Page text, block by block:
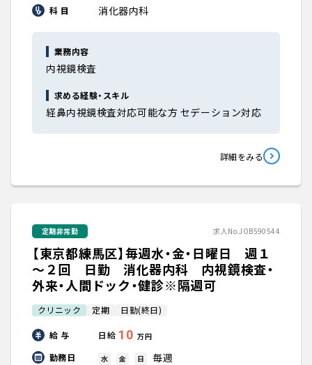
科 目
消化器内科
業務内容
内視鏡検査
求める経験・スキル
経鼻内視鏡検査対応可能な方 セデーション対応
詳細をみる
定期非常勤 求人No.JOB590544
【東京都練馬区】毎週水・金・日曜日 週１
～２回 日勤 消化器内科 内視鏡検査・
外来・人間ドック・健診※隔週可
クリニック 定期 日勤(終日)
給 与 日給 10 万円
勤務日 水 金 日 毎週